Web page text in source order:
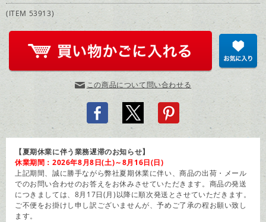
(ITEM 53913)
この商品について問い合わせる
【夏期休業に伴う業務遅滞のお知らせ】
休業期間：2026年8月8日(土)～8月16日(日)
上記期間、誠に勝手ながら弊社夏期休業に伴い、商品の出荷・メール
でのお問い合わせのお答えをお休みさせていただきます。商品の発送
につきましては、8月17日(月)以降に順次発送とさせていただきます。
ご不便をお掛けし申し訳ございませんが、予めご了承の程お願い致し
ます。